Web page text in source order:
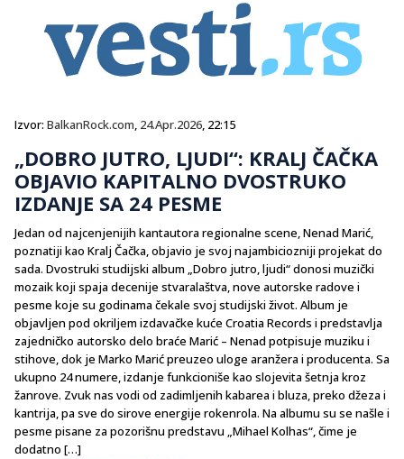
Izvor: BalkanRock.com, 24.Apr.2026, 22:15
„DOBRO JUTRO, LJUDI“: KRALJ ČAČKA
OBJAVIO KAPITALNO DVOSTRUKO
IZDANJE SA 24 PESME
Jedan od najcenjenijih kantautora regionalne scene, Nenad Marić,
poznatiji kao Kralj Čačka, objavio je svoj najambiciozniji projekat do
sada. Dvostruki studijski album „Dobro jutro, ljudi“ donosi muzički
mozaik koji spaja decenije stvaralaštva, nove autorske radove i
pesme koje su godinama čekale svoj studijski život. Album je
objavljen pod okriljem izdavačke kuće Croatia Records i predstavlja
zajedničko autorsko delo braće Marić – Nenad potpisuje muziku i
stihove, dok je Marko Marić preuzeo uloge aranžera i producenta. Sa
ukupno 24 numere, izdanje funkcioniše kao slojevita šetnja kroz
žanrove. Zvuk nas vodi od zadimljenih kabarea i bluza, preko džeza i
kantrija, pa sve do sirove energije rokenrola. Na albumu su se našle i
pesme pisane za pozorišnu predstavu „Mihael Kolhas“, čime je
dodatno […]